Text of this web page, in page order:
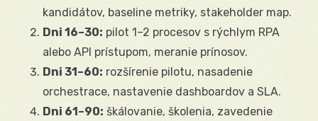
kandidátov, baseline metriky, stakeholder map.
Dni 16–30: pilot 1–2 procesov s rýchlym RPA
alebo API prístupom, meranie prínosov.
Dni 31–60: rozšírenie pilotu, nasadenie
orchestrace, nastavenie dashboardov a SLA.
Dni 61–90: škálovanie, školenia, zavedenie